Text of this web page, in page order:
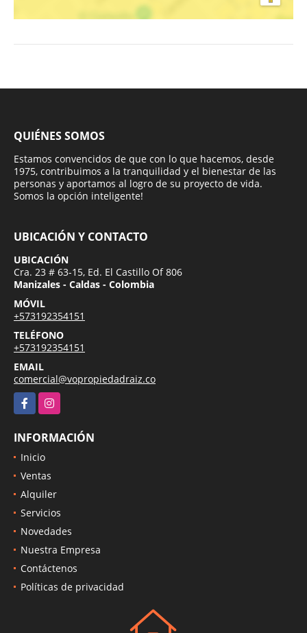
QUIÉNES SOMOS
Estamos convencidos de que con lo que hacemos, desde
1975, contribuimos a la tranquilidad y el bienestar de las
personas y aportamos al logro de su proyecto de vida.
Somos la opción inteligente!
UBICACIÓN Y CONTACTO
UBICACIÓN
Cra. 23 # 63-15, Ed. El Castillo Of 806
Manizales - Caldas - Colombia
MÓVIL
+573192354151
TELÉFONO
+573192354151
EMAIL
comercial@vopropiedadraiz.co
FacebookInstagram
INFORMACIÓN
Inicio
Ventas
Alquiler
Servicios
Novedades
Nuestra Empresa
Contáctenos
Políticas de privacidad